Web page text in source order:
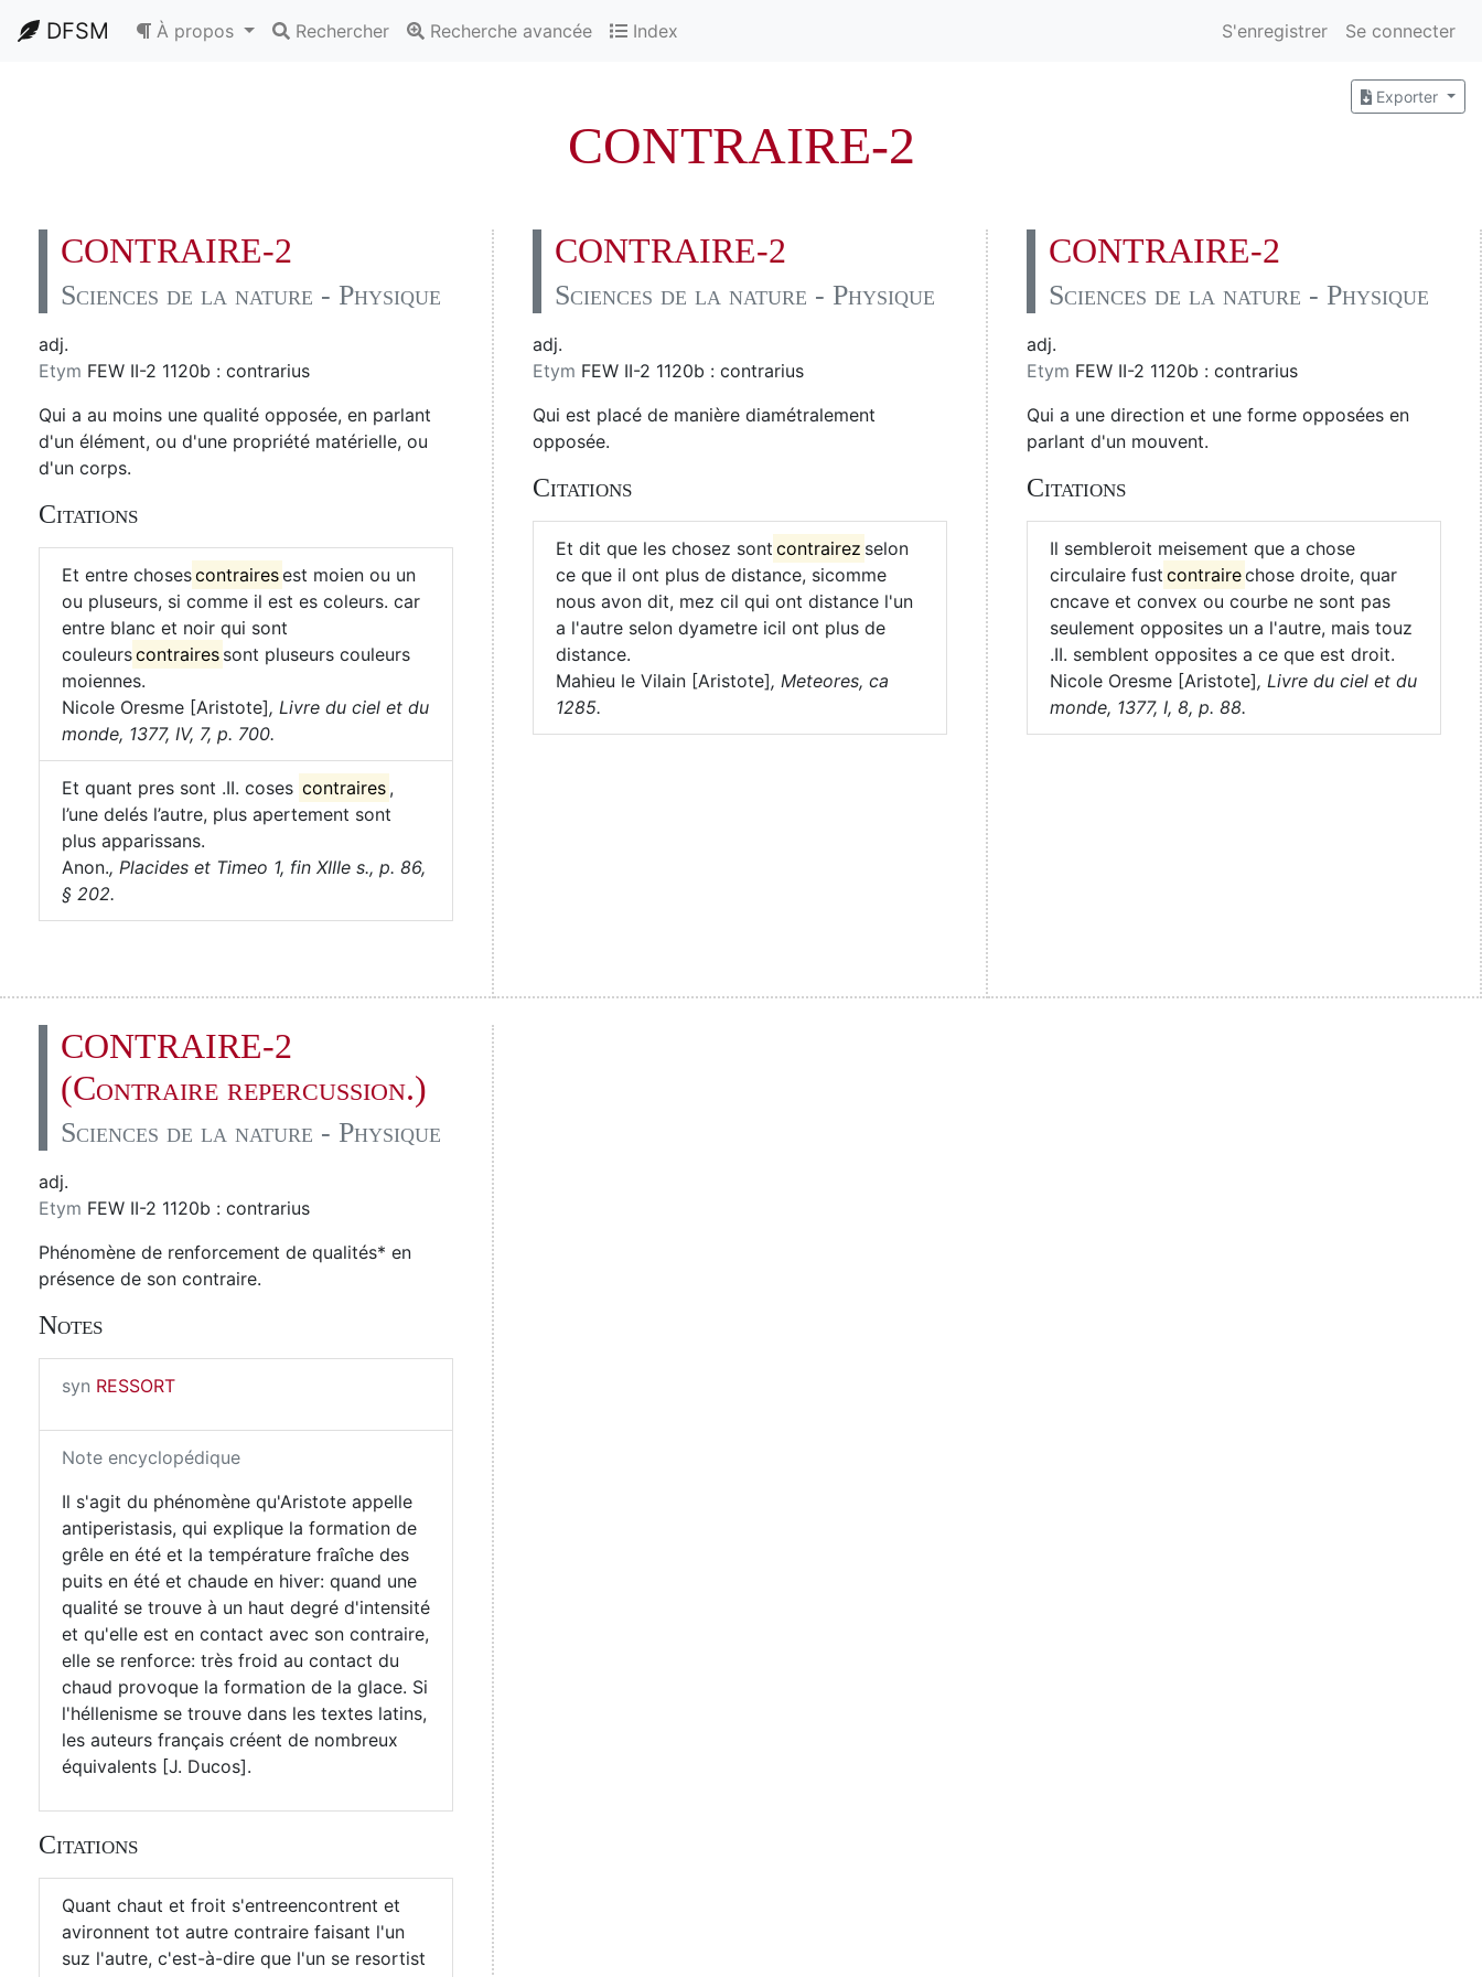
DFSM À propos Rechercher Recherche avancée Index S'enregistrer Se connecter
Exporter
CONTRAIRE-2
CONTRAIRE-2
Sciences de la nature - Physique
adj.
Etym FEW II-2 1120b : contrarius
Qui a au moins une qualité opposée, en parlant
d'un élément, ou d'une propriété matérielle, ou
d'un corps.
Citations
Et entre chosescontrairesest moien ou un
ou pluseurs, si comme il est es coleurs. car
entre blanc et noir qui sont
couleurscontraires sont pluseurs couleurs
moiennes.
Nicole Oresme [Aristote], Livre du ciel et du
monde, 1377, IV, 7, p. 700.
Et quant pres sont .II. coses contraires ,
l’une delés l’autre, plus apertement sont
plus apparissans.
Anon., Placides et Timeo 1, fin XIIIe s., p. 86,
§ 202.
CONTRAIRE-2
Sciences de la nature - Physique
adj.
Etym FEW II-2 1120b : contrarius
Qui est placé de manière diamétralement
opposée.
Citations
Et dit que les chosez sont contrairez selon
ce que il ont plus de distance, sicomme
nous avon dit, mez cil qui ont distance l'un
a l'autre selon dyametre icil ont plus de
distance.
Mahieu le Vilain [Aristote], Meteores, ca
1285.
CONTRAIRE-2
Sciences de la nature - Physique
adj.
Etym FEW II-2 1120b : contrarius
Qui a une direction et une forme opposées en
parlant d'un mouvent.
Citations
Il sembleroit meisement que a chose
circulaire fust contrairechose droite, quar
cncave et convex ou courbe ne sont pas
seulement opposites un a l'autre, mais touz
.II. semblent opposites a ce que est droit.
Nicole Oresme [Aristote], Livre du ciel et du
monde, 1377, I, 8, p. 88.
CONTRAIRE-2
(Contraire repercussion.)
Sciences de la nature - Physique
adj.
Etym FEW II-2 1120b : contrarius
Phénomène de renforcement de qualités* en
présence de son contraire.
Notes
syn RESSORT
Note encyclopédique
Il s'agit du phénomène qu'Aristote appelle
antiperistasis, qui explique la formation de
grêle en été et la température fraîche des
puits en été et chaude en hiver: quand une
qualité se trouve à un haut degré d'intensité
et qu'elle est en contact avec son contraire,
elle se renforce: très froid au contact du
chaud provoque la formation de la glace. Si
l'héllenisme se trouve dans les textes latins,
les auteurs français créent de nombreux
équivalents [J. Ducos].
Citations
Quant chaut et froit s'entreencontrent et
avironnent tot autre contraire faisant l'un
suz l'autre, c'est-à-dire que l'un se resortist